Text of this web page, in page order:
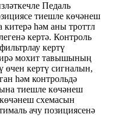
Педаль
тиешле көчәнеш
һәм аны троттл
кертә. Контроль
кертү
мохит тавышының
өчен кертү сигналын,
һәм контрольдә
тиешле көчәнеш
схемасын
ачу позициясенә